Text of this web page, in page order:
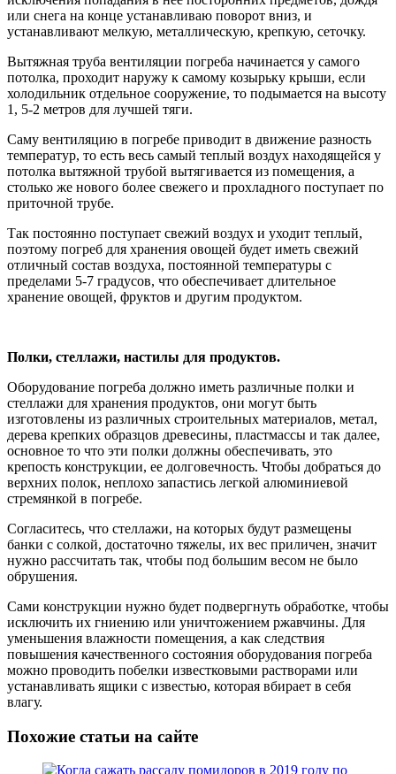
или снега на конце устанавливаю поворот вниз, и
устанавливают мелкую, металлическую, крепкую, сеточку.
Вытяжная труба вентиляции погреба начинается у самого
потолка, проходит наружу к самому козырьку крыши, если
холодильник отдельное сооружение, то подымается на высоту
1, 5-2 метров для лучшей тяги.
Саму вентиляцию в погребе приводит в движение разность
температур, то есть весь самый теплый воздух находящейся у
потолка вытяжной трубой вытягивается из помещения, а
столько же нового более свежего и прохладного поступает по
приточной трубе.
Так постоянно поступает свежий воздух и уходит теплый,
поэтому погреб для хранения овощей будет иметь свежий
отличный состав воздуха, постоянной температуры с
пределами 5-7 градусов, что обеспечивает длительное
хранение овощей, фруктов и другим продуктом.
Полки, стеллажи, настилы для продуктов.
Оборудование погреба должно иметь различные полки и
стеллажи для хранения продуктов, они могут быть
изготовлены из различных строительных материалов, метал,
дерева крепких образцов древесины, пластмассы и так далее,
основное то что эти полки должны обеспечивать, это
крепость конструкции, ее долговечность. Чтобы добраться до
верхних полок, неплохо запастись легкой алюминиевой
стремянкой в погребе.
Согласитесь, что стеллажи, на которых будут размещены
банки с солкой, достаточно тяжелы, их вес приличен, значит
нужно рассчитать так, чтобы под большим весом не было
обрушения.
Сами конструкции нужно будет подвергнуть обработке, чтобы
исключить их гниению или уничтожением ржавчины. Для
уменьшения влажности помещения, а как следствия
повышения качественного состояния оборудования погреба
можно проводить побелки известковыми растворами или
устанавливать ящики с известью, которая вбирает в себя
влагу.
Похожие статьи на сайте